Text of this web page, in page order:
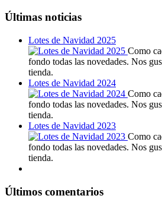
Últimas noticias
Lotes de Navidad 2025
Como
fondo todas las novedades. Nos
tienda.
Lotes de Navidad 2024
Como
fondo todas las novedades. Nos
tienda.
Lotes de Navidad 2023
Como
fondo todas las novedades. Nos
tienda.
Últimos comentarios